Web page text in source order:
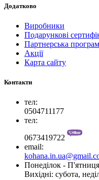
Додатково
Виробники
Подарункові
Партнерська
Акції
Карта сайту
Контакти
тел:
0504711177
тел:
0673419722
email:
Понеділок -
Вихідні: субота,